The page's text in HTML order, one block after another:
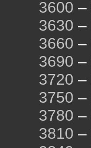
3600 –
3630 –
3660 –
3690 –
3720 –
3750 –
3780 –
3810 –